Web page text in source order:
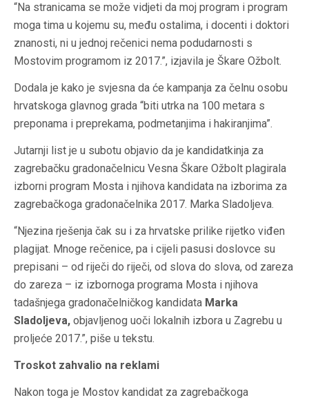
“Na stranicama se može vidjeti da moj program i program
moga tima u kojemu su, među ostalima, i docenti i doktori
znanosti, ni u jednoj rečenici nema podudarnosti s
Mostovim programom iz 2017.”, izjavila je Škare Ožbolt.
Dodala je kako je svjesna da će kampanja za čelnu osobu
hrvatskoga glavnog grada “biti utrka na 100 metara s
preponama i preprekama, podmetanjima i hakiranjima”.
Jutarnji list je u subotu objavio da je kandidatkinja za
zagrebačku gradonačelnicu Vesna Škare Ožbolt plagirala
izborni program Mosta i njihova kandidata na izborima za
zagrebačkoga gradonačelnika 2017. Marka Sladoljeva.
“Njezina rješenja čak su i za hrvatske prilike rijetko viđen
plagijat. Mnoge rečenice, pa i cijeli pasusi doslovce su
prepisani – od riječi do riječi, od slova do slova, od zareza
do zareza – iz izbornoga programa Mosta i njihova
tadašnjega gradonačelničkog kandidata Marka
Sladoljeva, objavljenog uoči lokalnih izbora u Zagrebu u
proljeće 2017.”, piše u tekstu.
Troskot zahvalio na reklami
Nakon toga je Mostov kandidat za zagrebačkoga